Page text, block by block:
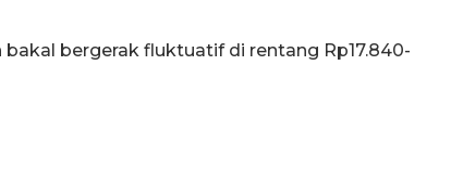
bergerak fluktuatif di rentang Rp17.840-